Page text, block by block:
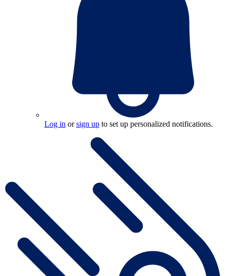
Log in orsign up to set up personalized notifications.